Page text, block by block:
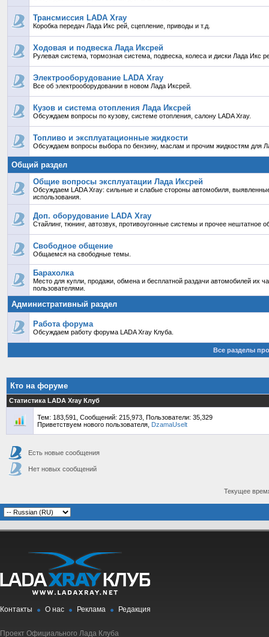
Трансмиссия LADA Xray
Коробка передач Лада Икс рей, сцепление, приводы и т.д.
Ходовая и подвеска Лада Иксрей
Рулевая система, тормозная система, подвеска, колеса и диски Лада Икс
Электрооборудование LADA Xray
Все об электрооборудовании в новом Лада Иксрей.
Кузов и система отопления Лада Иксрей
Обсуждаем вопросы по кузову, системе отопления, салону LADA Xray.
Топливо и эксплуатационные жидкости
Обсуждаем вопросы выбора по бензину, маслам и прочим жидкостям для
Общий раздел
Общие вопросы эксплуатации Лада Иксрей
Обсуждаем LADA Xray: сильные и слабые стороны автомобиля,
использования.
Доп. оборудование LADA Xray
Стайлинг, тюнинг, автозвук, противоугонные системы и прочее нештатное
Свободное общение
Общаемся на свободные темы.
Барахолка
Место для купли, продажи, обмена и бесплатной раздачи автомобилей их
пользователями.
Административный раздел
Работа форума
Обсуждаем работу форума LADA Xray Клуба.
Все разделы
Кто на форуме
Статистика LADA Xray Клуб
Тем: 183,591, Сообщений: 215,973, Пользователи: 35,329
Приветствуем нового пользователя, DzamaUselt
Есть новые сообщения
Нет новых сообщений
Текущее
Контакты О нас Реклама Редакция
Проект Официального Лада Клуба